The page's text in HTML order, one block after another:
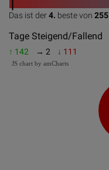
Das ist der4. beste von 255
Tage Steigend/Fallend
↑ 142 → 2 ↓ 111
JS chart by amCharts